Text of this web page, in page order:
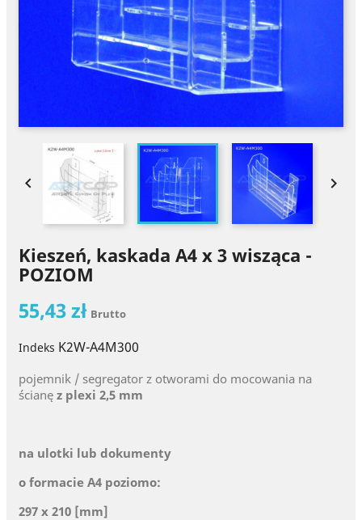
 
Kieszeń, kaskada A4 x 3 wisząca -
POZIOM
55,43 zł Brutto
Indeks K2W-A4M300
pojemnik / segregator z otworami do mocowania na
ścianę z plexi 2,5 mm
na ulotki lub dokumenty
o formacie A4 poziomo:
297 x 210 [mm]